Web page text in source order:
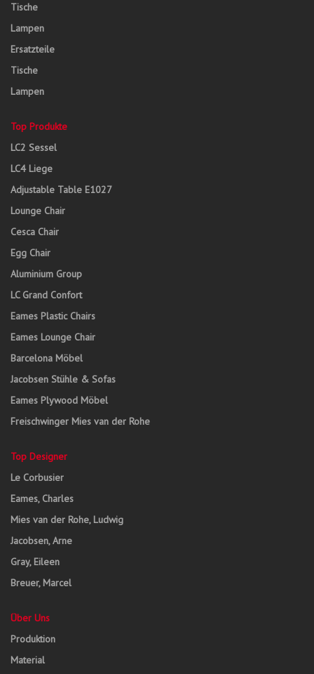
Tische
Lampen
Ersatzteile
Tische
Lampen
Top Produkte
LC2 Sessel
LC4 Liege
Adjustable Table E1027
Lounge Chair
Cesca Chair
Egg Chair
Aluminium Group
LC Grand Confort
Eames Plastic Chairs
Eames Lounge Chair
Barcelona Möbel
Jacobsen Stühle & Sofas
Eames Plywood Möbel
Freischwinger Mies van der Rohe
Top Designer
Le Corbusier
Eames, Charles
Mies van der Rohe, Ludwig
Jacobsen, Arne
Gray, Eileen
Breuer, Marcel
Über Uns
Produktion
Material